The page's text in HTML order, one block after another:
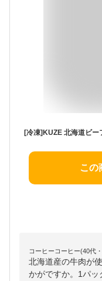
[冷凍]KUZE 北海道ビ
この
コーヒーコーヒー(40代
北海道産の牛肉が
かがですか。1パ